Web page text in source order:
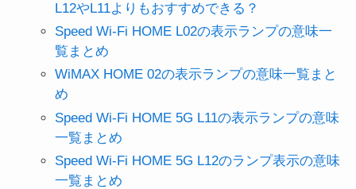
L12やL11よりもおすすめできる？
Speed Wi-Fi HOME L02の表示ランプの意味一
覧まとめ
WiMAX HOME 02の表示ランプの意味一覧まと
め
Speed Wi-Fi HOME 5G L11の表示ランプの意味
一覧まとめ
Speed Wi-Fi HOME 5G L12のランプ表示の意味
一覧まとめ